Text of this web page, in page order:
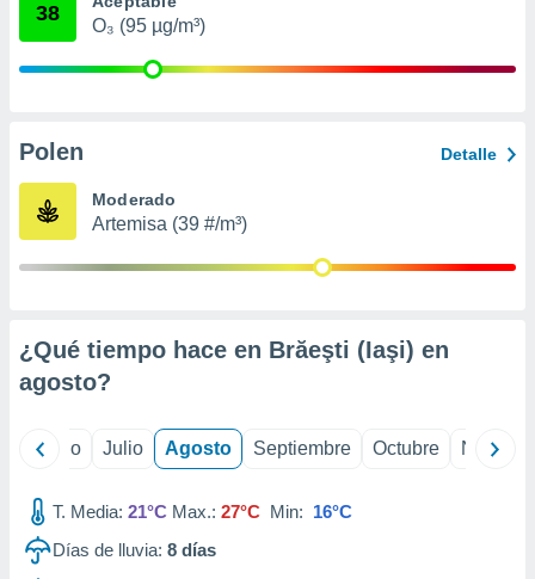
publicidad
de
1199
38
O₃ (95 µg/m³)
Polen Detalle
Moderado
Artemisa (39 #/m³)
¿Qué tiempo hace en Brăeşti (Iaşi) en
agosto?
Junio Julio Agosto Septiembre Octubre
T. Media: 21°C Max.: 27°C Min: 16°C
Días de lluvia: 8 días